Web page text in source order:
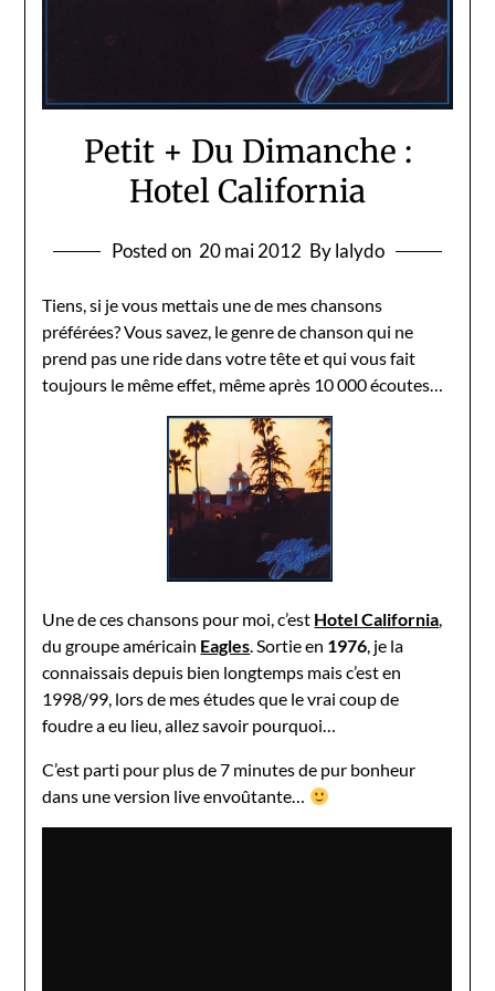
Petit + Du Dimanche :
Hotel California
Posted on 20 mai 2012 By lalydo
Tiens, si je vous mettais une de mes chansons
préférées? Vous savez, le genre de chanson qui ne
prend pas une ride dans votre tête et qui vous fait
toujours le même effet, même après 10 000 écoutes…
Une de ces chansons pour moi, c’est Hotel California,
du groupe américain Eagles. Sortie en 1976, je la
connaissais depuis bien longtemps mais c’est en
1998/99, lors de mes études que le vrai coup de
foudre a eu lieu, allez savoir pourquoi…
C’est parti pour plus de 7 minutes de pur bonheur
dans une version live envoûtante…